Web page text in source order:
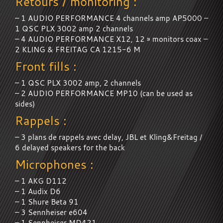
– 1 AUDIO PERFORMANCE 4 channels amp AP5000 –
1 QSC PLX 3002 amp 2 channels
– 4 AUDIO PERFORMANCE X12, 12 » monitors coax –
2 KLING & FREITAG CA 1215-6 M
Front fills :
– 1 QSC PLX 3002 amp, 2 channels
– 2 AUDIO PERFORMANCE MP10 (can be used as
sides)
Rappels :
– 3 plans de rappels avec delay, JBL et Kling&Freitag /
6 delayed speakers for the back
Microphones :
– 1 AKG D112
– 1 Audix D6
– 1 Shure Beta 91
– 3 Sennheiser e604